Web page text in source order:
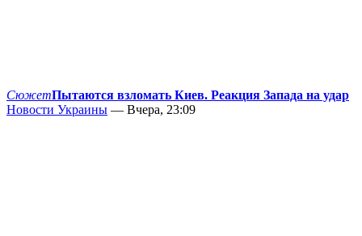
СюжетПытаются взломать Киев. Реакция Запада на удар
Новости Украины — Вчера, 23:09